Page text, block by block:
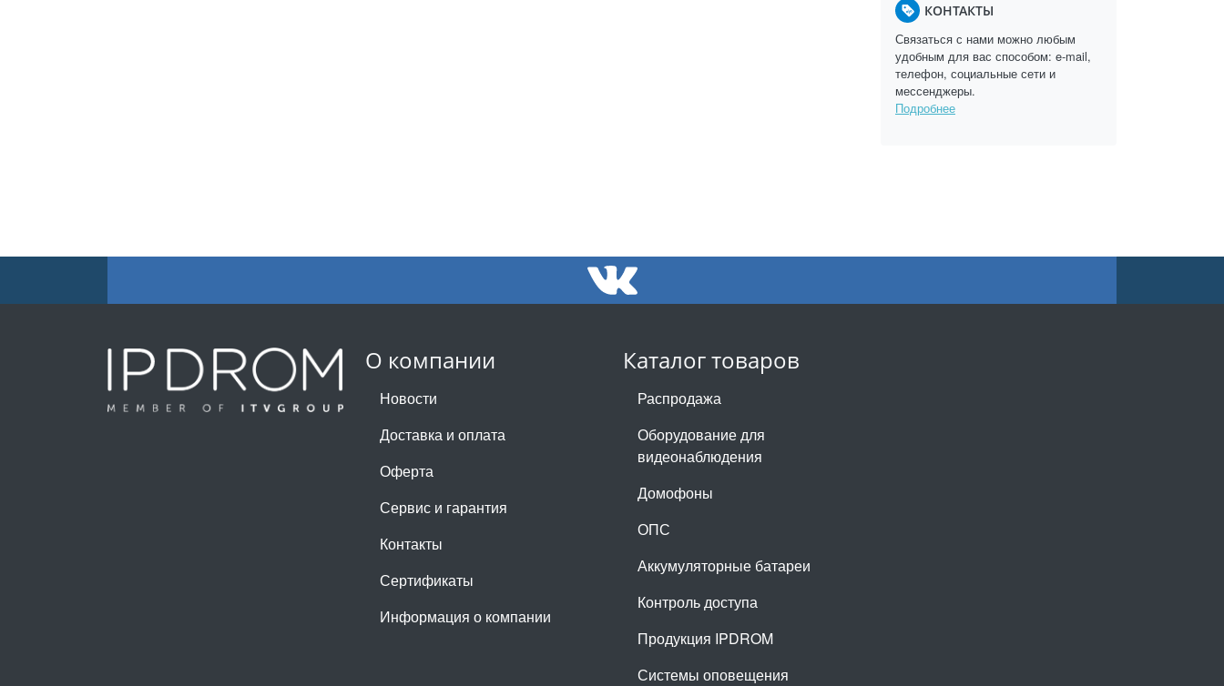
КОНТАКТЫ
Связаться с нами можно любым
удобным для вас способом: e-mail,
телефон, социальные сети и
мессенджеры.
Подробнее
О компании
Новости
Доставка и оплата
Оферта
Сервис и гарантия
Контакты
Сертификаты
Информация о компании
Каталог товаров
Распродажа
Оборудование для
видеонаблюдения
Домофоны
ОПС
Аккумуляторные батареи
Контроль доступа
Продукция IPDROM
Системы оповещения